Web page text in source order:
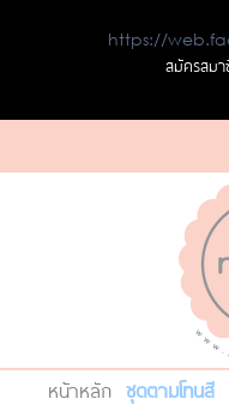
https://
สมัครสม
หน้าหลัก ชุดตามโทนสี